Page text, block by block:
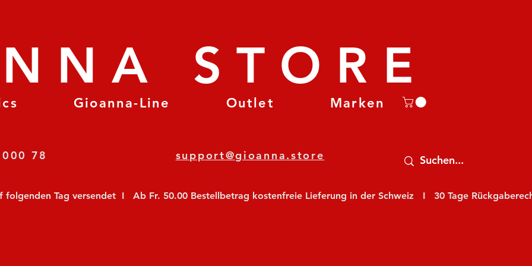
Gioanna-Line Outlet Marken
STORE
78 000 78 support@gioanna.store
Tag versendet  I   Ab Fr. 50.00 Bestellbetrag kostenfreie Lieferung in der Schweiz   I   30 Tage